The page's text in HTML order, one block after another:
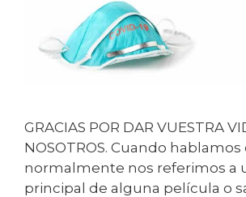
GRACIAS POR DAR VUESTRA
NOSOTROS. Cuando
normalmente nos referimos a
principal de alguna película o